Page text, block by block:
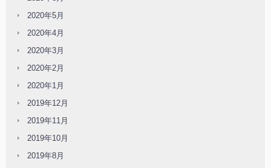
2020年5月
2020年4月
2020年3月
2020年2月
2020年1月
2019年12月
2019年11月
2019年10月
2019年8月